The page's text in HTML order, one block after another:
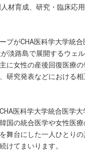
材育成、研究・臨床応
プがCHA医科学大学統
淡路島で展開するウェ
に女性の産後回復医療
研究発表などにおける
医科学大学統合医学
国の統合医学や女性医
舞台にした一人ひとり
けてまいります。